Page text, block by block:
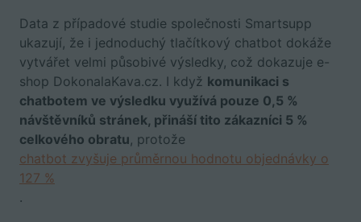
Data z případové studie společnosti Smartsupp
ukazují, že i jednoduchý tlačítkový chatbot dokáže
vytvářet velmi působivé výsledky, což dokazuje e-
shop DokonalaKava.cz. I když komunikaci s
chatbotem ve výsledku využívá pouze 0,5 %
návštěvníků stránek, přináší tito zákazníci 5 %
celkového obratu, protože
chatbot zvyšuje průměrnou hodnotu objednávky o
127 %
.